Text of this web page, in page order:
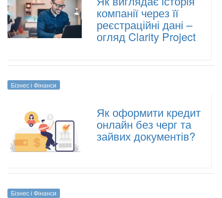
компанії через її
реєстраційні дані –
огляд Clarity Project
Бізнес і Фінанси
Як оформити кредит
онлайн без черг та
зайвих документів?
Бізнес і Фінанси